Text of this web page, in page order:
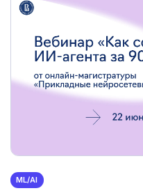
ML/AI